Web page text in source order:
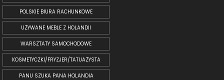
POLSKIE BIURA RACHUNKOWE
UŻYWANE MEBLE Z HOLANDII
WARSZTATY SAMOCHODOWE
KOSMETYCZKI/FRYZJER/TATUAŻYSTA
PANU SZUKA PANA HOLANDIA